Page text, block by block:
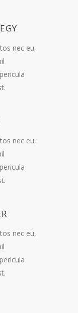
nec eu,
nec eu,
nec eu,